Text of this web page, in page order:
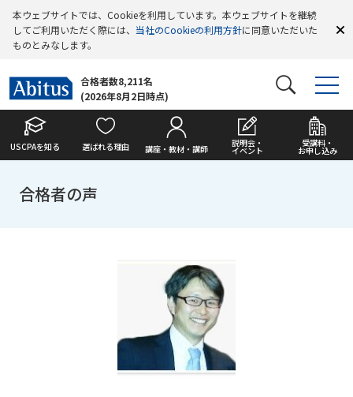
本ウェブサイトでは、Cookieを利用しています。本ウェブサイトを継続
してご利用いただく際には、 当社のCookieの利用方針に同意いただいた
ものとみなします。
合格者数8,211名
(2026年8月2日時点)
USCPAを知る 選ばれる理由 講座・教材・講師
説明会・
イベント
受講料・
お申し込み
合格者の声